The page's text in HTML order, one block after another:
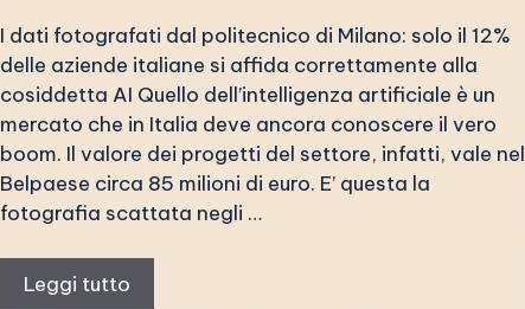
I dati fotografati dal politecnico di Milano: solo il 12%
delle aziende italiane si affida correttamente alla
cosiddetta AI Quello dell’intelligenza artificiale è un
mercato che in Italia deve ancora conoscere il vero
boom. Il valore dei progetti del settore, infatti, vale nel
Belpaese circa 85 milioni di euro. E’ questa la
fotografia scattata negli …
Leggi tutto